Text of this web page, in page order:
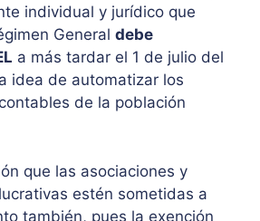
individual y jurídico que
General debe
a más tardar el 1 de julio del
idea de automatizar los
de la población
que las asociaciones y
estén sometidas a
también, pues la exención